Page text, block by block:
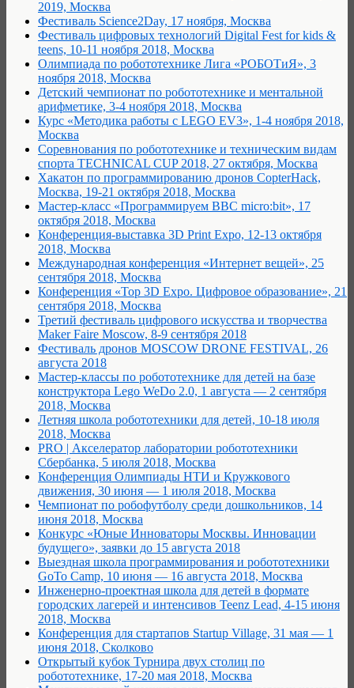
2019, Москва
Фестиваль Science2Day, 17 ноября, Москва
Фестиваль цифровых технологий Digital Fest for kids &
teens, 10-11 ноября 2018, Москва
Олимпиада по робототехнике Лига «РОБОТиЯ», 3
ноября 2018, Москва
Детский чемпионат по робототехнике и ментальной
арифметике, 3-4 ноября 2018, Москва
Курс «Методика работы с LEGO EV3», 1-4 ноября 2018,
Москва
Соревнования по робототехнике и техническим видам
спорта TECHNICAL CUP 2018, 27 октября, Москва
Хакатон по программированию дронов CopterHack,
Москва, 19-21 октября 2018, Москва
Мастер-класс «Программируем BBC micro:bit», 17
октября 2018, Москва
Конференция-выставка 3D Print Expo, 12-13 октября
2018, Москва
Международная конференция «Интернет вещей», 25
сентября 2018, Москва
Конференция «Top 3D Expo. Цифровое образование», 21
сентября 2018, Москва
Третий фестиваль цифрового искусства и творчества
Maker Faire Moscow, 8-9 сентября 2018
Фестиваль дронов MOSCOW DRONE FESTIVAL, 26
августа 2018
Мастер-классы по робототехнике для детей на базе
конструктора Lego WeDo 2.0, 1 августа — 2 сентября
2018, Москва
Летняя школа робототехники для детей, 10-18 июля
2018, Москва
PRO | Акселератор лаборатории робототехники
Сбербанка, 5 июля 2018, Москва
Конференция Олимпиады НТИ и Кружкового
движения, 30 июня — 1 июля 2018, Москва
Чемпионат по робофутболу среди дошкольников, 14
июня 2018, Москва
Конкурс «Юные Инноваторы Москвы. Инновации
будущего», заявки до 15 августа 2018
Выездная школа программирования и робототехники
GoTo Camp, 10 июня — 16 августа 2018, Москва
Инженерно-проектная школа для детей в формате
городских лагерей и интенсивов Teenz Lead, 4-15 июня
2018, Москва
Конференция для стартапов Startup Village, 31 мая — 1
июня 2018, Сколково
Открытый кубок Турнира двух столиц по
робототехнике, 17-20 мая 2018, Москва